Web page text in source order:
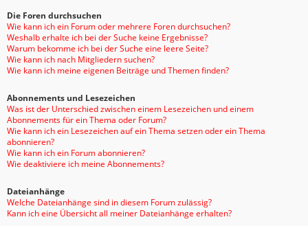
Die Foren durchsuchen
Wie kann ich ein Forum oder mehrere Foren durchsuchen?
Weshalb erhalte ich bei der Suche keine Ergebnisse?
Warum bekomme ich bei der Suche eine leere Seite?
Wie kann ich nach Mitgliedern suchen?
Wie kann ich meine eigenen Beiträge und Themen finden?
Abonnements und Lesezeichen
Was ist der Unterschied zwischen einem Lesezeichen und einem
Abonnements für ein Thema oder Forum?
Wie kann ich ein Lesezeichen auf ein Thema setzen oder ein Thema
abonnieren?
Wie kann ich ein Forum abonnieren?
Wie deaktiviere ich meine Abonnements?
Dateianhänge
Welche Dateianhänge sind in diesem Forum zulässig?
Kann ich eine Übersicht all meiner Dateianhänge erhalten?